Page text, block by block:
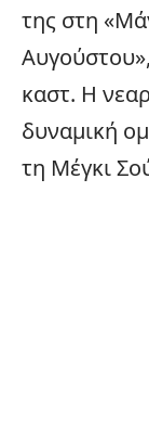
της στη
καστ. Η
δυναμική
τη Μέγκι